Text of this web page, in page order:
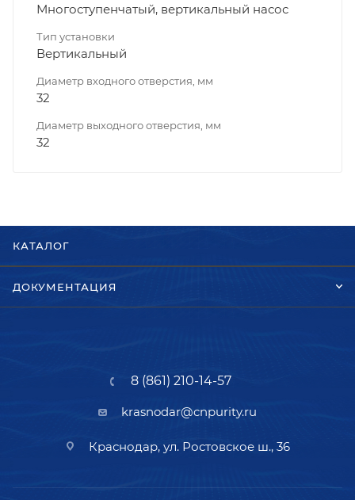
Многоступенчатый, вертикальный насос
Тип установки
Вертикальный
Диаметр входного отверстия, мм
32
Диаметр выходного отверстия, мм
32
КАТАЛОГ
ДОКУМЕНТАЦИЯ
8 (861) 210-14-57
krasnodar@cnpurity.ru
Краснодар, ул. Ростовское ш., 36